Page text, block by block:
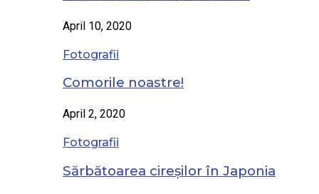
April 10, 2020
Fotografii
Comorile noastre!
April 2, 2020
Fotografii
Sărbătoarea cireșilor în Japonia